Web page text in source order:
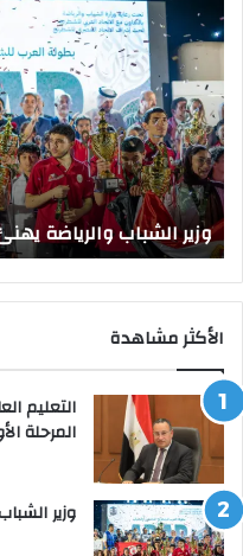
الشباب
والرياضة
يهنئ
منتخب
مصر
للشطرنج
وزير الشباب والرياضة
الأكثر مشاهدة
التعليم
المرحلة
وزير